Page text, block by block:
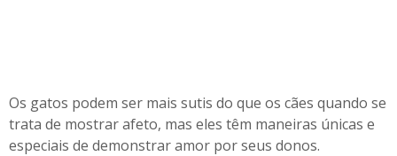
Os gatos podem ser mais sutis do que os cães quando se
trata de mostrar afeto, mas eles têm maneiras únicas e
especiais de demonstrar amor por seus donos.